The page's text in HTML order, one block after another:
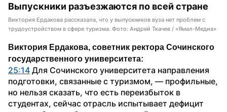
Выпускники разъезжаются по всей стране
Виктория Ердакова рассказала, что у выпускников вуза нет проблем с
трудоустройством в сфере туризма. Фото: Андрей Ткачев / «Ямал-Медиа»
Виктория Ердакова, советник ректора Сочинского
государственного университета:
25:14 Для Сочинского университета направления
подготовки, связанные с туризмом, — профильные,
но нельзя сказать, что есть переизбыток в
студентах, сейчас отрасль испытывает дефицит